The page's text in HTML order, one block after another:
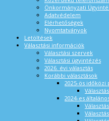
Önkormányzati
Adatvédelem
Elérhetőségek
Nyomtatványok
Letöltések
Választási információk
Választási szervek
Választási ügyintézés
2026. évi választás
Korábbi választások
2025-ös időközi
2024-es